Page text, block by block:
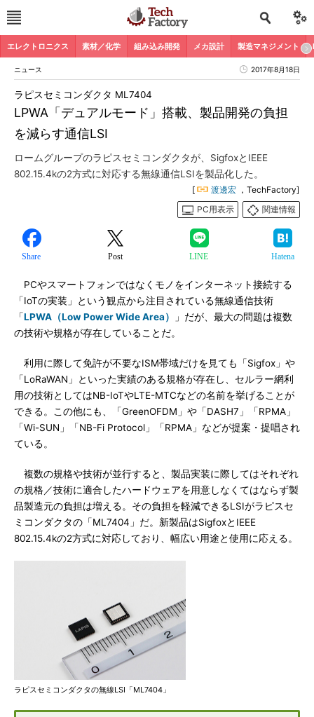
エレクトロニクス 素材／化学 組み込み開発 メカ設計 製造マネジメント
ニュース 2017年8月18日
LPWA「デュアルモード」搭載、製品開発の負担
を減らす通信LSI
ラピスセミコンダクタ ML7404
ロームグループのラピスセミコンダクタが、SigfoxとIEEE
802.15.4kの2方式に対応する無線通信LSIを製品化した。
[ 渡邊宏 ，TechFactory]
PC用表示
関連情報
Share Post LINE Hatena
PCやスマートフォンではなくモノをインターネット接続する
「IoTの実装」という観点から注目されている無線通信技術
「LPWA（Low Power Wide Area）
」だが、最大の問題は複数
の技術や規格が存在していることだ。
利用に際して免許が不要なISM帯域だけを見ても「Sigfox」や
「LoRaWAN」といった実績のある規格が存在し、セルラー網利
用の技術としてはNB-IoTやLTE-MTCなどの名前を挙げることが
できる。この他にも、「GreenOFDM」や「DASH7」「RPMA」
「Wi-SUN」「NB-Fi Protocol」「RPMA」などが提案・提唱され
ている。
複数の規格や技術が並行すると、製品実装に際してはそれぞれ
の規格／技術に適合したハードウェアを用意しなくてはならず製
品製造元の負担は増える。その負担を軽減できるLSIがラピスセ
ミコンダクタの「ML7404」だ。新製品はSigfoxとIEEE
802.15.4kの2方式に対応しており、幅広い用途と使用に応える。
ラピスセミコンダクタの無線LSI「ML7404」